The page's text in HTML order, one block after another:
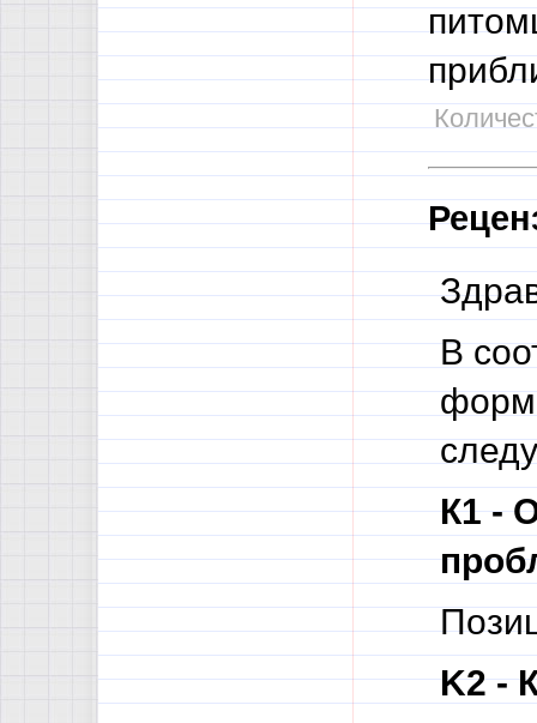
В
К1 -
K2 -